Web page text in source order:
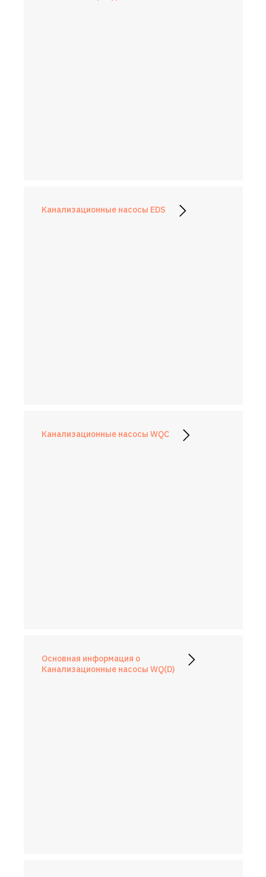
Канализационные насосы EDS
Канализационные насосы WQC
Основная информация о
Канализационные насосы WQ(D)